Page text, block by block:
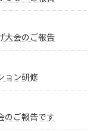
大会のご報告
ョン研修
のご報告です